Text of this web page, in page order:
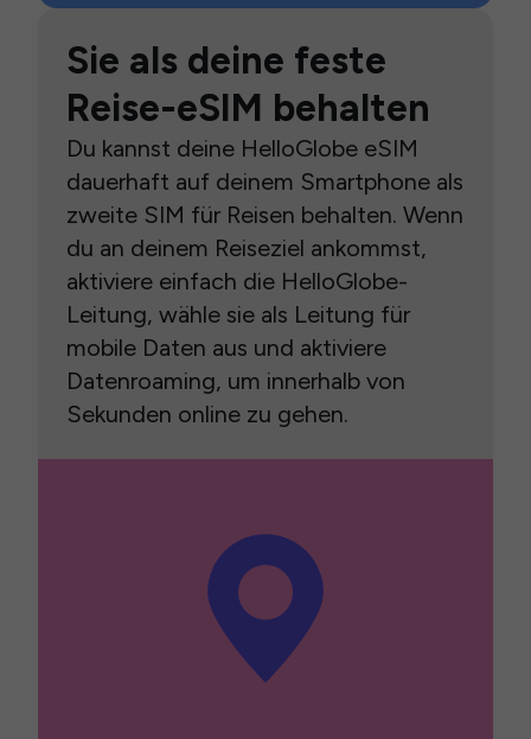
Sie als deine feste
Reise-eSIM behalten
Du kannst deine HelloGlobe eSIM
dauerhaft auf deinem Smartphone als
zweite SIM für Reisen behalten. Wenn
du an deinem Reiseziel ankommst,
aktiviere einfach die HelloGlobe-
Leitung, wähle sie als Leitung für
mobile Daten aus und aktiviere
Datenroaming, um innerhalb von
Sekunden online zu gehen.